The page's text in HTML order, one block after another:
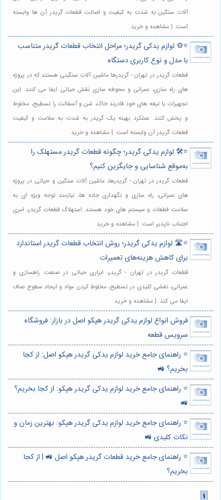
آلات سنگین به شدت به کیفیت و اصالت قطعات گریدر آن ها وابسته
است. | مشاهده و خرید
⭐️⚙️ لوازم یدکی گریدر؛ مراحل انتخاب قطعات گریدر متناسب
با مدل و نوع کاربری دستگاه
قطعات گریدر در تهران - گریدرها ماشین آلات سنگینی هستند که در پروژه
های راه سازی، عمرانی و محوطه سازی نقش حیاتی ایفا می کنند. این
تجهیزات با تیغه های خود قادرند خاک، شن و آسفالت را تسطیح، مخلوط
و پخش کنند. عملکرد بهینه یک گریدر به شدت به سلامت و کیفیت
قطعات گریدر آن وابسته است. | مشاهده و خرید
⭐️🛠️ لوازم یدکی گریدر؛ چگونه قطعات گریدر مستهلک را
به‌موقع شناسایی و جایگزین کنیم؟
قطعات گریدر در تهران - گریدرها، ماشین آلات سنگین و حیاتی در پروژه
های عمرانی، راه سازی و نگهداری جاده ها، نیازمند توجه ویژه ای به
سلامت قطعات و سیستم های خود هستند. استهلاک قطعات گریدر، امری
اجتناب ناپذیر است. | مشاهده و خرید
⭐️🛣️ لوازم یدکی گریدر؛ روش انتخاب قطعات گریدر استاندارد
برای کاهش هزینه‌های تعمیرات
قطعات گریدر در تهران - گریدر، ابزاری حیاتی در صنعت راهسازی و
عمرانی، نقشی کلیدی در تسطیح، مخلوط کردن مواد و ایجاد سطوح صاف
ایفا می کند. | مشاهده و خرید
فروش انواع لوازم یدکی گریدر هپکو اصل در بازار: فروشگاه
سرویس قطعه
⭐️ راهنمای جامع خرید لوازم یدکی گریدر هپکو اصل: از کجا
بخریم؟ 🚜
⭐️ راهنمای جامع خرید لوازم یدکی گریدر هپکو: از کجا بخریم؟
🚜
⭐️ راهنمای جامع خرید لوازم یدکی گریدر هپکو: بهترین زمان و
نکات کلیدی 🚜
⭐️ راهنمای جامع خرید قطعات گریدر هپکو اصل 🚜 | از کجا
بخریم؟